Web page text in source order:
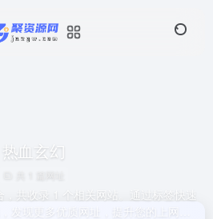
热血玄幻
，共收录 1 个相关网站。通过标签快速
发现更多优质网址，提升您的上网效